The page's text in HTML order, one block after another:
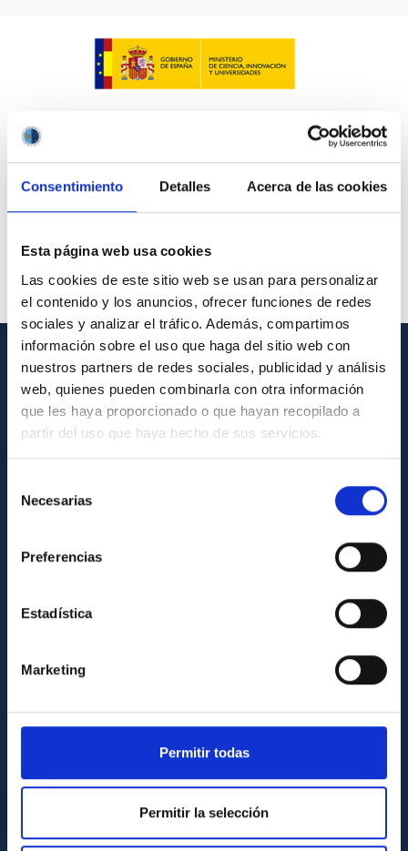
Consentimiento Detalles Acerca de las cookies
Esta página web usa cookies
Las cookies de este sitio web se usan para personalizar
el contenido y los anuncios, ofrecer funciones de redes
sociales y analizar el tráfico. Además, compartimos
información sobre el uso que haga del sitio web con
nuestros partners de redes sociales, publicidad y análisis
web, quienes pueden combinarla con otra información
que les haya proporcionado o que hayan recopilado a
partir del uso que haya hecho de sus servicios.
Necesarias
Preferencias
Estadística
Marketing
Permitir todas
Permitir la selección
GENERAL INFORMATION
Contact
How to get to the IAC
Library
Legislation
Gender equality and diversity
Environment and Sustainability
Forever IAC
External funding